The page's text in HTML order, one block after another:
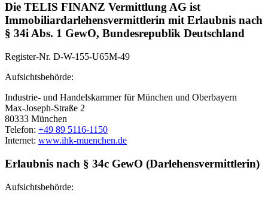
Die TELIS FINANZ Vermittlung AG ist
Immobiliardarlehensvermittlerin mit Erlaubnis nach
§ 34i Abs. 1 GewO, Bundesrepublik Deutschland
Register-Nr. D-W-155-U65M-49
Aufsichtsbehörde:
Industrie- und Handelskammer für München und Oberbayern
Max-Joseph-Straße 2
80333 München
Telefon: +49 89 5116-1150
Internet: www.ihk-muenchen.de
Erlaubnis nach § 34c GewO (Darlehensvermittlerin)
Aufsichtsbehörde: